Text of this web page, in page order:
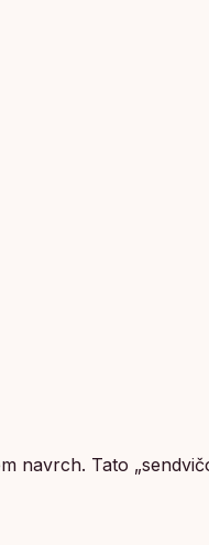
navrch. Tato